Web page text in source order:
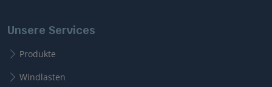
Unsere Services
Produkte
Windlasten